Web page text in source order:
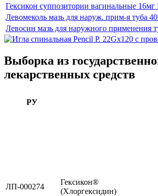
Гексикон суппозитории вагинальные
Левомеколь мазь для наруж. прим-я туба
Левосин мазь для наружного применения
Выборка из
лекарственных средств
РУ
ЛП-000274
Гексикон®
(Хлоргексидин)